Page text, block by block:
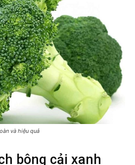
và hiệu quả
bông cải xanh